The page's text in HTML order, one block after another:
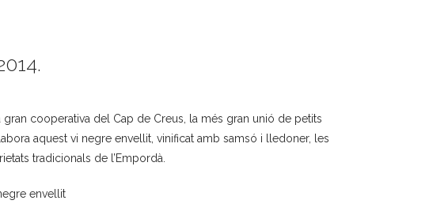
gran cooperativa del Cap de Creus, la més gran unió de petits
aquest vi negre envellit, vinificat amb samsó i lledoner, les
tradicionals de l’Empordà.
envellit